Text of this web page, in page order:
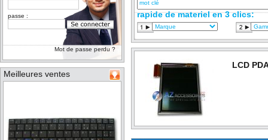
passe :
Mot de passe perdu ?
Meilleures ventes
rapide de materiel en 3 clics:
LCD